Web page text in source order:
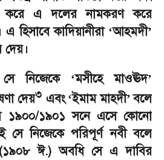
করে এ দলের নামকরণ করে
।এ হিসাবে কাদিয়ানীরা ‘আহমদী’
দেয়।
নিজেকে
‘মসীহে মাওঊদ’
দেয়৩ এবং ‘ইমাম মাহদী’ বলে
১৯০০/১৯০১ সনে এসে কোনো
সে নিজেকে পরিপূর্ণ নবী বলে
ঈ.) অবধি সে এ দাবির